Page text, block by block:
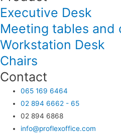
Executive Desk
Meeting tables and
Workstation Desk
Chairs
Contact
065 169 6464
02 894 6662 - 65
02 894 6868
info@proflexoffice.com